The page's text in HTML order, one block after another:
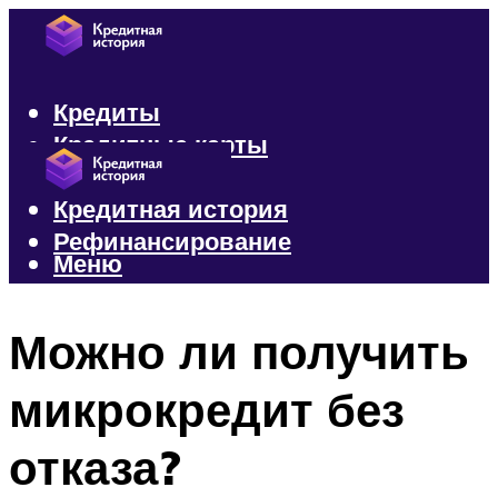
Кредиты
Кредитные карты
Микрозаймы
Кредитная история
Рефинансирование
Меню
Можно ли получить
микрокредит без
отказа?